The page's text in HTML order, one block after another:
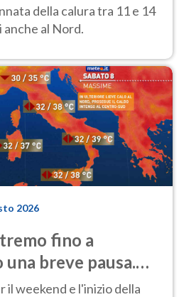
della calura tra 11 e 14
anche al Nord.
2026
fino a
breve pausa.
il weekend e l'inizio della